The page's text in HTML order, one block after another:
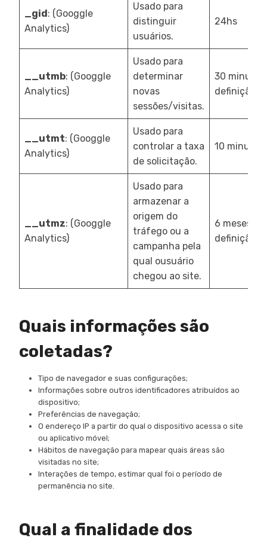
_gid: (Googgle
Analytics)
Usado para
distinguir
usuários.
24hs
__utmb: (Googgle
Analytics)
Usado para
determinar
novas
sessões/visitas.
30
definição/
__utmt: (Googgle
Analytics)
Usado para
controlar a taxa
de solicitação.
10 minutos.
__utmz: (Googgle
Analytics)
Usado para
armazenar a
origem do
tráfego ou a
campanha pela
qual ousuário
chegou ao site.
6 meses a
definição/
Quais informações são
coletadas?
Tipo de navegador e suas configurações;
Informações sobre outros identificadores atribuídos ao
dispositivo;
Preferências de navegação;
O endereço IP a partir do qual o dispositivo acessa o site
ou aplicativo móvel;
Hábitos de navegação para mapear quais áreas são
visitadas no site;
Interações de tempo, estimar qual foi o período de
permanência no site.
Qual a finalidade dos